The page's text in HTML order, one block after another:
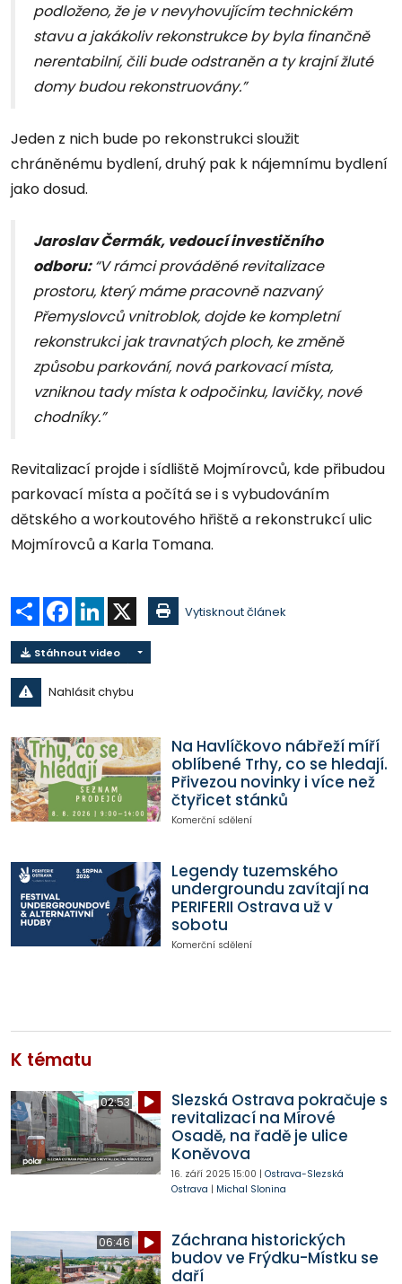
podloženo, že je v nevyhovujícím technickém
stavu a jakákoliv rekonstrukce by byla finančně
nerentabilní, čili bude odstraněn a ty krajní žluté
domy budou rekonstruovány.”
Jeden z nich bude po rekonstrukci sloužit
chráněnému bydlení, druhý pak k nájemnímu bydlení
jako dosud.
Jaroslav Čermák, vedoucí investičního
odboru:“V rámci prováděné revitalizace
prostoru, který máme pracovně nazvaný
Přemyslovců vnitroblok, dojde ke kompletní
rekonstrukci jak travnatých ploch, ke změně
způsobu parkování, nová parkovací místa,
vzniknou tady místa k odpočinku, lavičky, nové
chodníky.”
Revitalizací projde i sídliště Mojmírovců, kde přibudou
parkovací místa a počítá se i s vybudováním
dětského a workoutového hřiště a rekonstrukcí ulic
Mojmírovců a Karla Tomana.
Sdílet Facebook
LinkedIn Vytisknout článek
Stáhnout video
Nahlásit chybu
Na Havlíčkovo nábřeží míří
oblíbené Trhy, co se hledají.
Přivezou novinky i více než
čtyřicet stánků
Komerční sdělení
Legendy tuzemského
undergroundu zavítají na
PERIFERII Ostrava už v
sobotu
Komerční sdělení
K tématu
02:53
Slezská Ostrava pokračuje s
revitalizací na Mírové
Osadě, na řadě je ulice
Koněvova
16. září 2025 15:00 | Ostrava-Slezská
Ostrava | Michal Slonina
06:46
Záchrana historických
budov ve Frýdku-Místku se
daří